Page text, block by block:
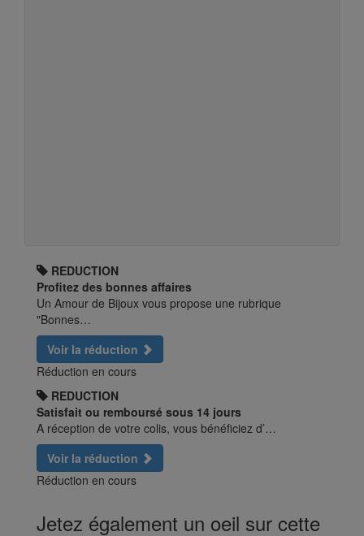
REDUCTION
Profitez des bonnes affaires
Un Amour de Bijoux vous propose une rubrique
"Bonnes…
Voir la réduction
Réduction en cours
REDUCTION
Satisfait ou remboursé sous 14 jours
A réception de votre colis, vous bénéficiez d’…
Voir la réduction
Réduction en cours
Jetez également un oeil sur cette